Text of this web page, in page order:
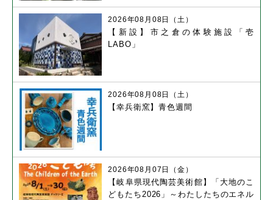
【新設】市之倉の体験施設「壱
LABO」
2026年08月08日（土）
【幸兵衛窯】青色週間
2026年08月08日（土）
【岐阜県現代陶芸美術館】「大地のこ
どもたち2026」～わたしたちのエネル
2026年08月07日（金）